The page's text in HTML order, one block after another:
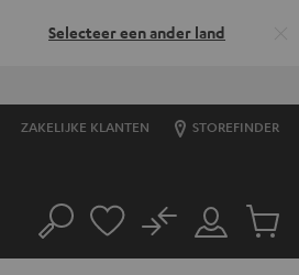
Selecteer een ander land
ZAKELIJKE KLANTEN STOREFINDER
Zoeken
Mijn
account
No